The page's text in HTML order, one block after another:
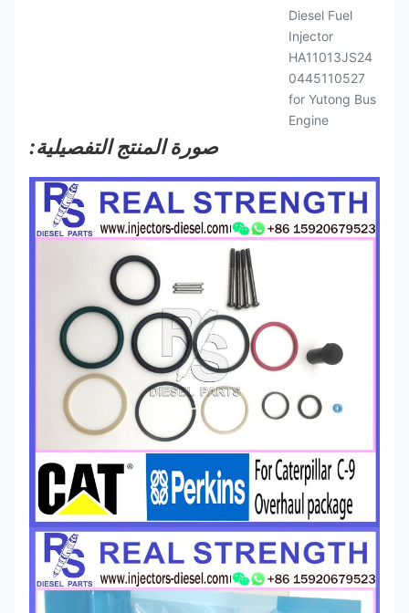
صورة المنتج التفصيلية: